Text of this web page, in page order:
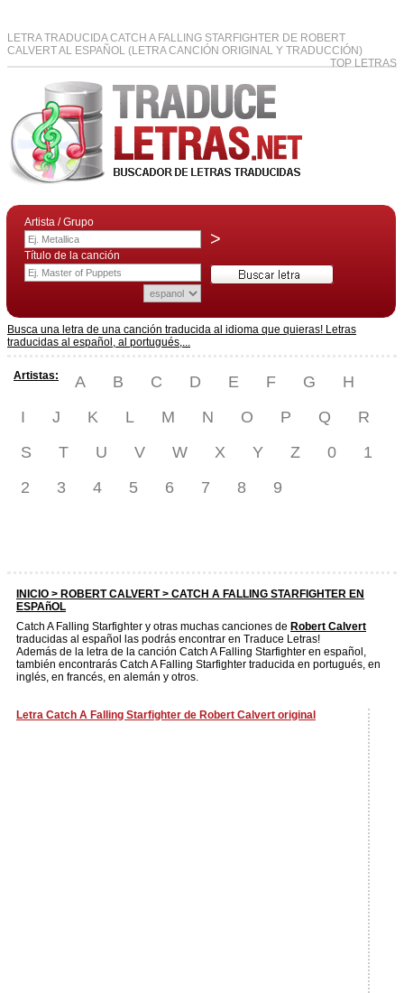
LETRA TRADUCIDA CATCH A FALLING STARFIGHTER DE ROBERT
CALVERT AL ESPAÑOL (LETRA CANCIÓN ORIGINAL Y TRADUCCIÓN)
TOP LETRAS
Artista / Grupo
>
Título de la canción
Busca una letra de una canción traducida al idioma que quieras! Letras
traducidas al español, al portugués,...
Artistas: A B C D E F G
H
I
J K L M N O P Q
R
S
T U V W X Y Z 0
1
2
3 4 5 6 7 8 9
INICIO > ROBERT CALVERT> CATCH A FALLING STARFIGHTER EN
ESPAñOL
Catch A Falling Starfighter y otras muchas canciones de Robert Calvert
traducidas al español las podrás encontrar en Traduce Letras!
Además de la letra de la canción Catch A Falling Starfighter en español,
también encontrarás Catch A Falling Starfighter traducida en portugués, en
inglés, en francés, en alemán y otros.
Letra Catch A Falling Starfighter de Robert Calvert original